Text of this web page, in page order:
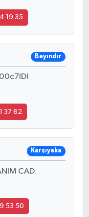
19 35
Bayındır
37 82
Karşıyaka
CAD.
53 50